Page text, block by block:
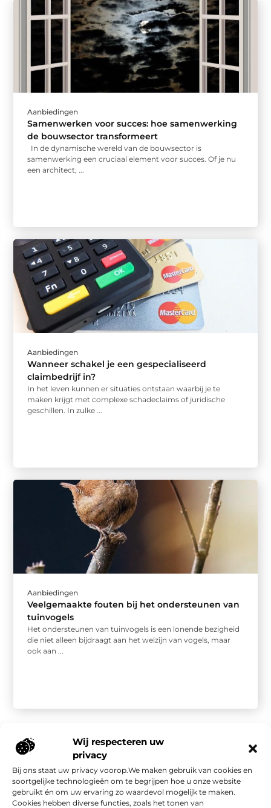
Wij respecteren uw
privacy
Bij ons staat uw privacy voorop.We maken gebruik van cookies en
soortgelijke technologieën om te begrijpen hoe u onze website
gebruikt én om uw ervaring zo waardevol mogelijk te maken.
Cookies hebben diverse functies, zoals het tonen van
Aanbiedingen
Samenwerken voor succes: hoe samenwerking
de bouwsector transformeert
In de dynamische wereld van de bouwsector is
samenwerking een cruciaal element voor succes. Of je nu
een architect, ...
Aanbiedingen
Wanneer schakel je een gespecialiseerd
claimbedrijf in?
In het leven kunnen er situaties ontstaan waarbij je te
maken krijgt met complexe schadeclaims of juridische
geschillen. In zulke ...
Aanbiedingen
Veelgemaakte fouten bij het ondersteunen van
tuinvogels
Het ondersteunen van tuinvogels is een lonende bezigheid
die niet alleen bijdraagt aan het welzijn van vogels, maar
ook aan ...
Onze informatie